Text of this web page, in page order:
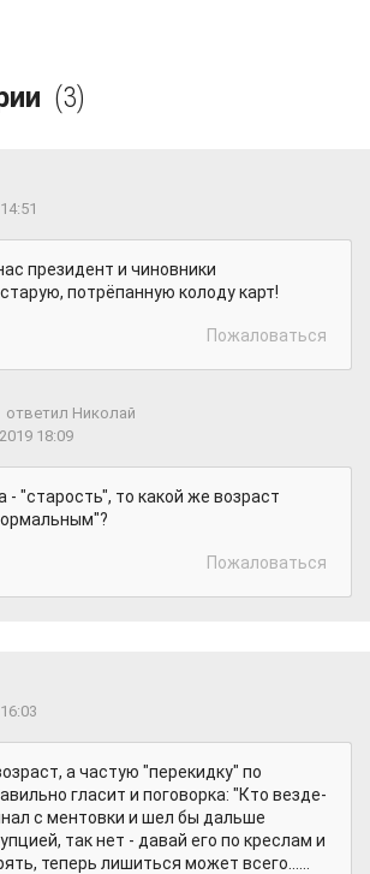
(3)
президент и чиновники
потрёпанную колоду карт!
Пожаловаться
ответил Николай
18:09
- "старость", то какой же возраст
Пожаловаться
а частую "перекидку" по
гласит и поговорка: "Кто везде-
с ментовки и шел бы дальше
так нет - давай его по креслам и
теперь лишиться может всего......